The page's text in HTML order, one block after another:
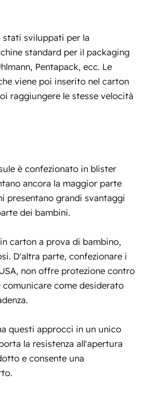
stati sviluppati per la
standard per il packaging
Pentapack, ecc. Le
viene poi inserito nel carton
raggiungere le stesse velocità
è confezionato in blister
ancora la maggior parte
presentano grandi svantaggi
dei bambini.
carton a prova di bambino,
D'altra parte, confezionare i
non offre protezione contro
come desiderato
questi approcci in un unico
la resistenza all'apertura
e consente una